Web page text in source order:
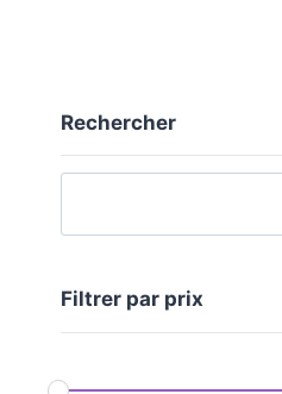
Rechercher
Filtrer par prix